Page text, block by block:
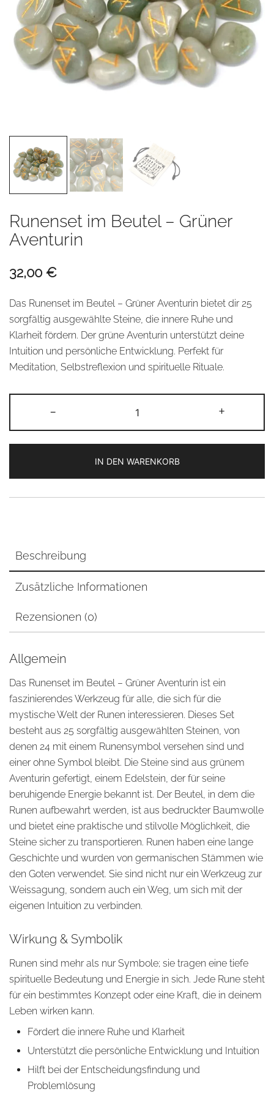
Runenset im Beutel – Grüner
Aventurin
32,00 €
Das Runenset im Beutel – Grüner Aventurin bietet dir 25
sorgfältig ausgewählte Steine, die innere Ruhe und
Klarheit fördern. Der grüne Aventurin unterstützt deine
Intuition und persönliche Entwicklung. Perfekt für
Meditation, Selbstreflexion und spirituelle Rituale.
-
im
Beutel
Grüner
Aventurin
Menge
+
IN DEN WARENKORB
Alternative:
Beschreibung
Zusätzliche Informationen
Rezensionen (0)
Allgemein
Das Runenset im Beutel – Grüner Aventurin ist ein
faszinierendes Werkzeug für alle, die sich für die
mystische Welt der Runen interessieren. Dieses Set
besteht aus 25 sorgfältig ausgewählten Steinen, von
denen 24 mit einem Runensymbol versehen sind und
einer ohne Symbol bleibt. Die Steine sind aus grünem
Aventurin gefertigt, einem Edelstein, der für seine
beruhigende Energie bekannt ist. Der Beutel, in dem die
Runen aufbewahrt werden, ist aus bedruckter Baumwolle
und bietet eine praktische und stilvolle Möglichkeit, die
Steine sicher zu transportieren. Runen haben eine lange
Geschichte und wurden von germanischen Stämmen wie
den Goten verwendet. Sie sind nicht nur ein Werkzeug zur
Weissagung, sondern auch ein Weg, um sich mit der
eigenen Intuition zu verbinden.
Wirkung & Symbolik
Runen sind mehr als nur Symbole; sie tragen eine tiefe
spirituelle Bedeutung und Energie in sich. Jede Rune steht
für ein bestimmtes Konzept oder eine Kraft, die in deinem
Leben wirken kann.
Fördert die innere Ruhe und Klarheit
Unterstützt die persönliche Entwicklung und Intuition
Hilft bei der Entscheidungsfindung und
Problemlösung